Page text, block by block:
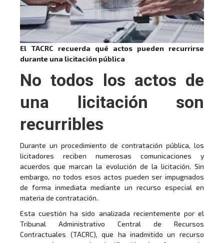
El TACRC recuerda qué actos pueden recurrirse
durante una licitación pública
No todos los actos de
una licitación son
recurribles
Durante un procedimiento de contratación pública, los
licitadores reciben numerosas comunicaciones y
acuerdos que marcan la evolución de la licitación. Sin
embargo, no todos esos actos pueden ser impugnados
de forma inmediata mediante un recurso especial en
materia de contratación.
Esta cuestión ha sido analizada recientemente por el
Tribunal Administrativo Central de Recursos
Contractuales (TACRC), que ha inadmitido un recurso